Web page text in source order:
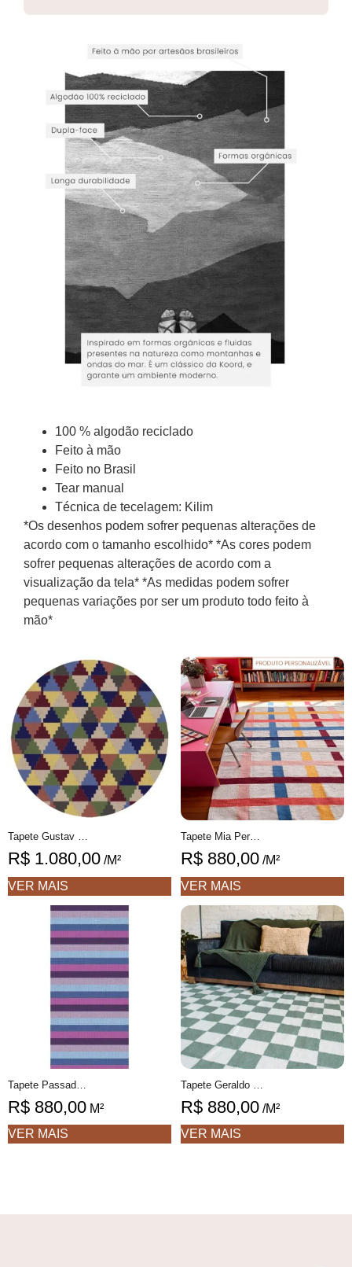
100 % algodão reciclado
Feito à mão
Feito no Brasil
Tear manual
Técnica de tecelagem: Kilim
*Os desenhos podem sofrer pequenas alterações de
acordo com o tamanho escolhido* *As cores podem
sofrer pequenas alterações de acordo com a
visualização da tela* *As medidas podem sofrer
pequenas variações por ser um produto todo feito à
mão*
Tapete Gustav redondo 1 geométrico feito à mão, 100% algodão reciclado
R$ 1.080,00 /M²
VER MAIS
Tapete Mia Personalizável Xadrez feito à mão, 100% algodão reciclado
R$ 880,00 /M²
VER MAIS
R$ 880,00 M²
VER MAIS
R$ 880,00 /M²
VER MAIS